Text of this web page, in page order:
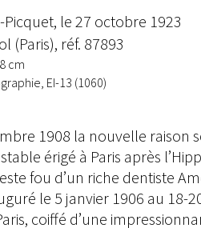
le 27 octobre 1923
(Paris), réf. 87893
cm
EI-13 (1060)
1908 la nouvelle raison
érigé à Paris après
fou d’un riche dentiste
le 5 janvier 1906 au 18-
coiffé d’une